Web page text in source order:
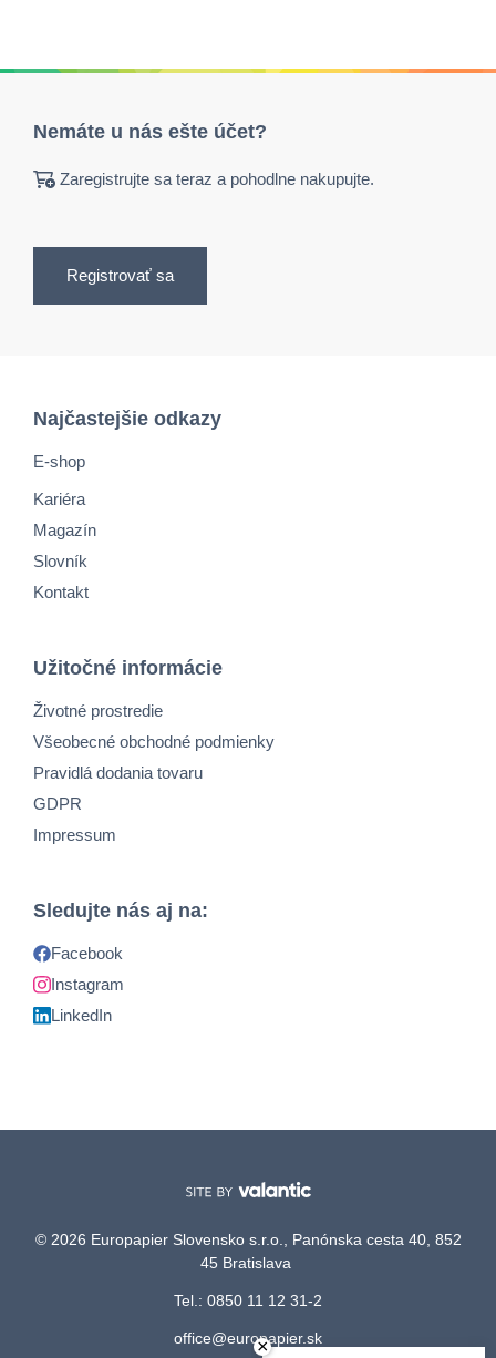
Nemáte u nás ešte účet?
Zaregistrujte sa teraz a pohodlne nakupujte.
Registrovať sa
Najčastejšie odkazy
E-shop
Kariéra
Magazín
Slovník
Kontakt
Užitočné informácie
Životné prostredie
Všeobecné obchodné podmienky
Pravidlá dodania tovaru
GDPR
Impressum
Sledujte nás aj na:
Facebook
Instagram
LinkedIn
© 2026 Europapier Slovensko s.r.o., Panónska cesta 40, 852
45 Bratislava
Tel.: 0850 11 12 31-2
office@europapier.sk
×